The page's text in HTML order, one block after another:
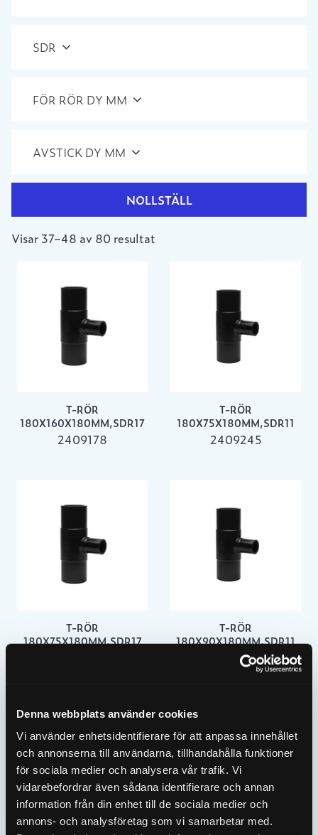
Denna webbplats använder cookies
Vi använder enhetsidentifierare för att anpassa innehållet
och annonserna till användarna, tillhandahålla funktioner
för sociala medier och analysera vår trafik. Vi
vidarebefordrar även sådana identifierare och annan
information från din enhet till de sociala medier och
annons- och analysföretag som vi samarbetar med.
SDR
FÖR RÖR DY MM
AVSTICK DY MM
NOLLSTÄLL
Visar 37–48 av 80 resultat
T-RÖR
180X160X180MM,SDR17
2409178
T-RÖR
180X75X180MM,SDR11
2409245
T-RÖR
180X75X180MM,SDR17
T-RÖR
180X90X180MM,SDR11
2409246